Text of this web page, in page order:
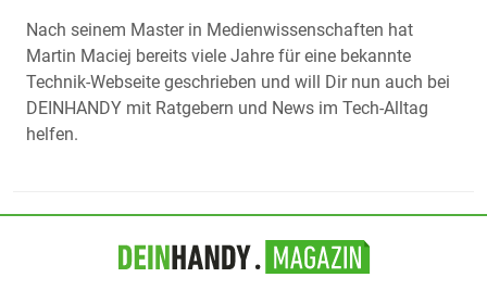
Nach seinem Master in Medienwissenschaften hat
Martin Maciej bereits viele Jahre für eine bekannte
Technik-Webseite geschrieben und will Dir nun auch bei
DEINHANDY mit Ratgebern und News im Tech-Alltag
helfen.